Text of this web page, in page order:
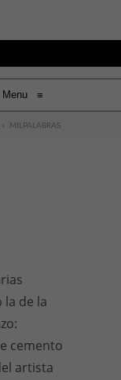
Menu ≡
» MILPALABRAS
de la
cemento
artista